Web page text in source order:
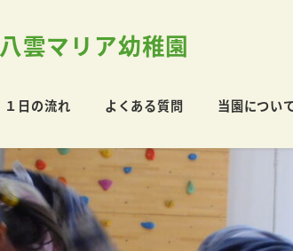
八雲マリア幼稚園
１日の流れ よくある質問 当園につい